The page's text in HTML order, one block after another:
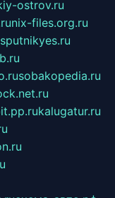
ostrov.ru
nix-files.org.ru
sputnikyes.ru
sobakopedia.ru
kalugatur.ru